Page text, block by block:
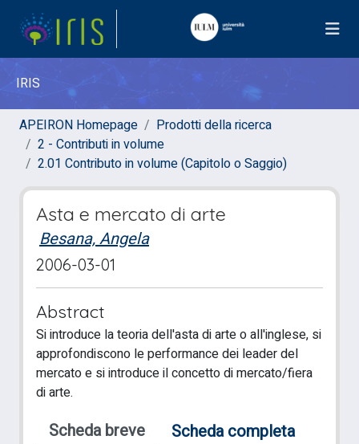
IRIS
APEIRON Homepage
Prodotti della ricerca
2 - Contributi in volume
2.01 Contributo in volume (Capitolo o Saggio)
Asta e mercato di arte
Besana, Angela
2006-03-01
Abstract
Si introduce la teoria dell'asta di arte o all'inglese, si
approfondiscono le performance dei leader del
mercato e si introduce il concetto di mercato/fiera
di arte.
Scheda breve
Scheda completa